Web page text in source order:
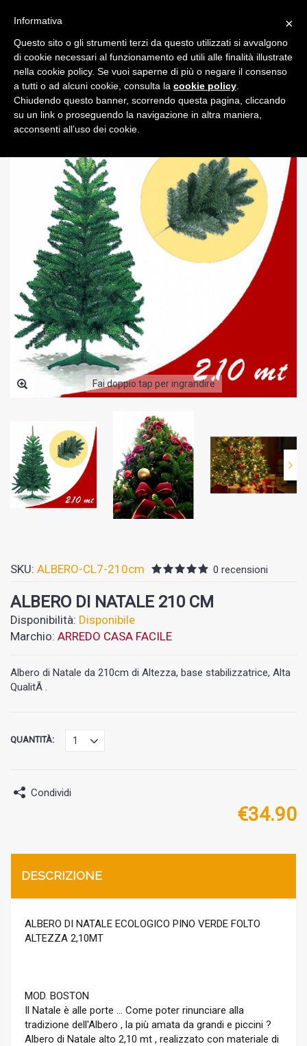
0
Fai doppio tap per ingrandire
SKU: ALBERO-CL7-210cm 0 recensioni
ALBERO DI NATALE 210 CM
Disponibilità: Disponibile
Marchio: ARREDO CASA FACILE
Albero di Natale da 210cm di Altezza, base stabilizzatrice, Alta
QualitÃ .
QUANTITÀ:
Condividi
€34.90
DESCRIZIONE
ALBERO DI NATALE ECOLOGICO PINO VERDE FOLTO
ALTEZZA 2,10MT
MOD. BOSTON
Il Natale è alle porte ... Come poter rinunciare alla
tradizione dell'Albero , la più amata da grandi e piccini ?
Albero di Natale alto 2,10 mt , realizzato con materiale di
×
Informativa
Questo sito o gli strumenti terzi da questo utilizzati si avvalgono
di cookie necessari al funzionamento ed utili alle finalità illustrate
nella cookie policy. Se vuoi saperne di più o negare il consenso
a tutti o ad alcuni cookie, consulta la cookie policy
Chiudendo questo banner, scorrendo questa pagina, cliccando
su un link o proseguendo la navigazione in altra maniera,
acconsenti all’uso dei cookie.